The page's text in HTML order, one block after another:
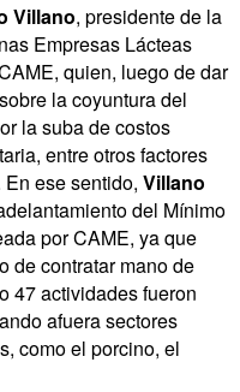
Villano, presidente de la
Empresas Lácteas
quien, luego de dar
la coyuntura del
la suba de costos
entre otros factores
ese sentido, Villano
del Mínimo
por CAME, ya que
de contratar mano de
47 actividades fueron
afuera sectores
como el porcino, el